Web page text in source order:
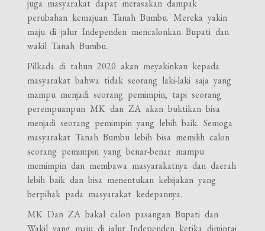
juga masyarakat dapat merasakan dampak
perubahan kemajuan Tanah Bumbu. Mereka yakin
maju di jalur Independen mencalonkan Bupati dan
wakil Tanah Bumbu.
Pilkada di tahun 2020 akan meyakinkan kepada
masyarakat bahwa tidak seorang laki-laki saja yang
mampu menjadi seorang pemimpin, tapi seorang
perempuanpun MK dan ZA akan buktikan bisa
menjadi seorang pemimpin yang lebih baik. Semoga
masyarakat Tanah Bumbu lebih bisa memilih calon
seorang pemimpin yang benar-benar mampu
memimpin dan membawa masyarakatnya dan daerah
lebih baik dan bisa menentukan kebijakan yang
berpihak pada masyarakat kedepannya.
MK Dan ZA bakal calon pasangan Bupati dan
Wakil yang maju di jalur Independen ketika dimintai